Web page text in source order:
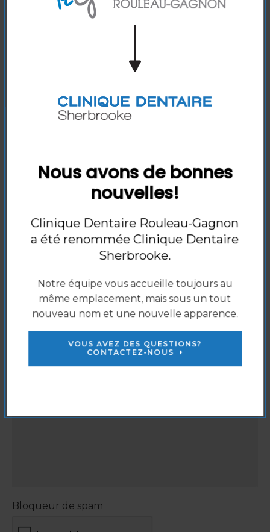
Pour prendre un rendez-vous ou pour toute
Courriel :*
Téléphone :*
Êtes-vous un nouveau patient?
Oui, je suis un nouveau patient
Non, je suis déjà un patient
Autre
Bloqueur de spam
Nous avons de bonnes
nouvelles!
Clinique Dentaire Rouleau-Gagnon
a été renomméeClinique Dentaire
Sherbrooke.
Notre équipe vous accueille toujours au
même emplacement, mais sous un tout
nouveau nom et une nouvelle apparence.
VOUS AVEZ DES QUESTIONS?
CONTACTEZ-NOUS